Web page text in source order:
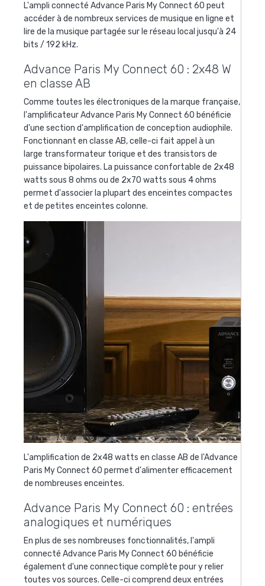
L'ampli connecté Advance Paris My Connect 60 peut
accéder à de nombreux services de musique en ligne et
lire de la musique partagée sur le réseau local jusqu'à 24
bits / 192 kHz.
Advance Paris My Connect 60 : 2x48 W
en classe AB
Comme toutes les électroniques de la marque française,
l'amplificateurAdvance Paris My Connect 60 bénéficie
d'une section d'amplification de conception audiophile.
Fonctionnant en classe AB, celle-ci fait appel à un
large transformateur torique et des transistors de
puissance bipolaires. La puissance confortable de 2x48
watts sous 8 ohms ou de 2x70 watts sous 4 ohms
permet d'associer la plupart des enceintes compactes
et de petites enceintes colonne.
L'amplification de 2x48 watts en classe AB de l'Advance
Paris My Connect 60 permet d'alimenter efficacement
de nombreuses enceintes.
Advance Paris My Connect 60 : entrées
analogiques et numériques
En plus de ses nombreuses fonctionnalités, l'ampli
connecté Advance Paris My Connect 60 bénéficie
également d'une connectique complète pour y relier
toutes vos sources. Celle-ci comprend deux entrées